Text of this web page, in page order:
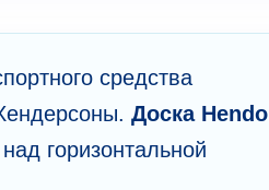
средства
Доска Hendo
горизонтальной